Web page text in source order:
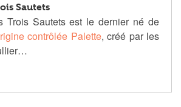
Sautets
Trois Sautets est le dernier né de
contrôlée Palette, créé par les